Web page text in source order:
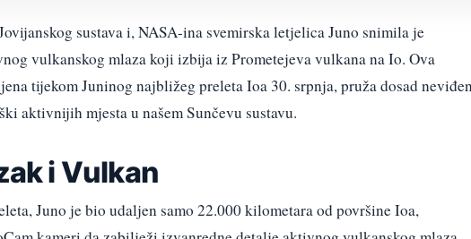
sustava i, NASA-ina svemirska letjelica Juno snimila je
vulkanskog mlaza koji izbija iz Prometejeva vulkana na Io. Ova
tijekom Juninog najbližeg preleta Ioa 30. srpnja, pruža dosad
aktivnijih mjesta u našem Sunčevu sustavu.
i Vulkan
Juno je bio udaljen samo 22.000 kilometara od površine Ioa,